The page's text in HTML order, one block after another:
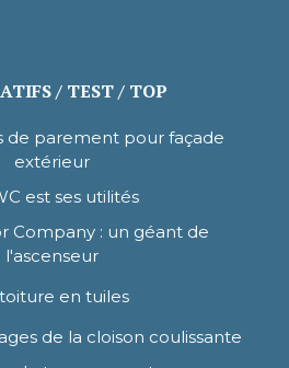
/ TEST / TOP
de parement pour façade
extérieur
est ses utilités
Company : un géant de
l'ascenseur
en tuiles
de la cloison coulissante